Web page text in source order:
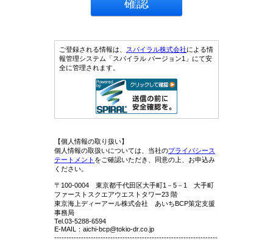
ご登録される情報は、 スパイラル株式会社による情
報管理システム「スパイラル バージョン1」にて安
全に管理されます。
【個人情報の取り扱い】
個人情報の取扱いについては、当社のプライバシース
テートメント をご確認いただき、同意の上、お申込み
ください。
〒100-0004 東京都千代田区大手町1－5－1 大手町
ファーストスクエアウエストタワー23 階
東京海上ディーアール株式会社 あいちBCP策定支援
事務局
Tel.03-5288-6594
E-MAIL：aichi-bcp@tokio-dr.co.jp
-------------------------------------------------------------------